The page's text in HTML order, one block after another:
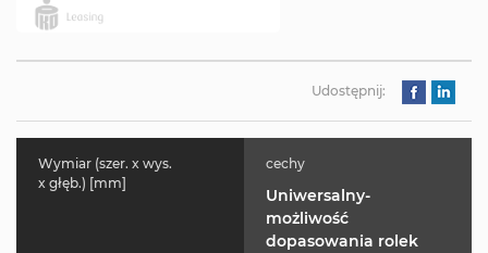
Udostępnij:
Wymiar (szer. x wys.
x głęb.) [mm]
cechy
Uniwersalny-
możliwość
dopasowania rolek